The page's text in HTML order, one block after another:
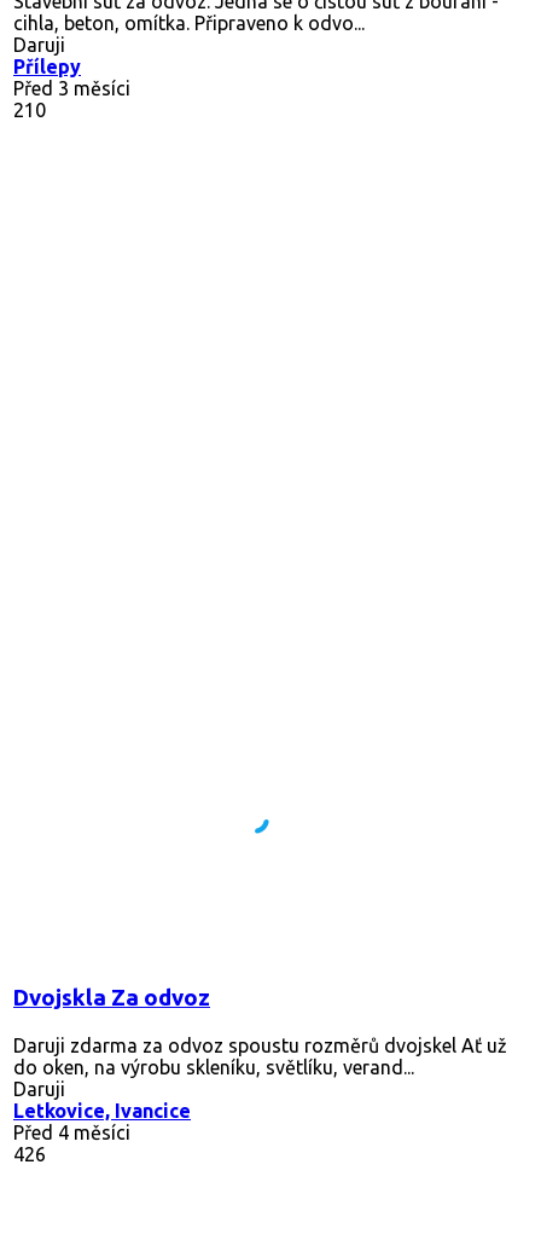
cihla, beton, omítka. Připraveno k odvo...
Daruji
Přílepy
Před 3 měsíci
210
Dvojskla Za odvoz
Daruji zdarma za odvoz spoustu rozměrů dvojskel Ať už
do oken, na výrobu skleníku, světlíku, verand...
Daruji
Letkovice, Ivancice
Před 4 měsíci
426